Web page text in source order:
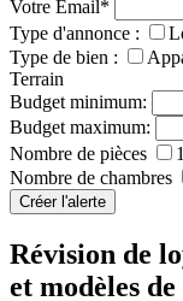
Votre Email*
Type d'annonce :
Type de bien :
Terrain
Budget minimum:
Budget maximum:
Nombre de pièces
1
Nombre de chambres
Révision de
et modèles